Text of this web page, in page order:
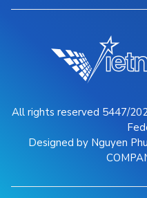
All rights reserved 5447/
Designed by Nguyen